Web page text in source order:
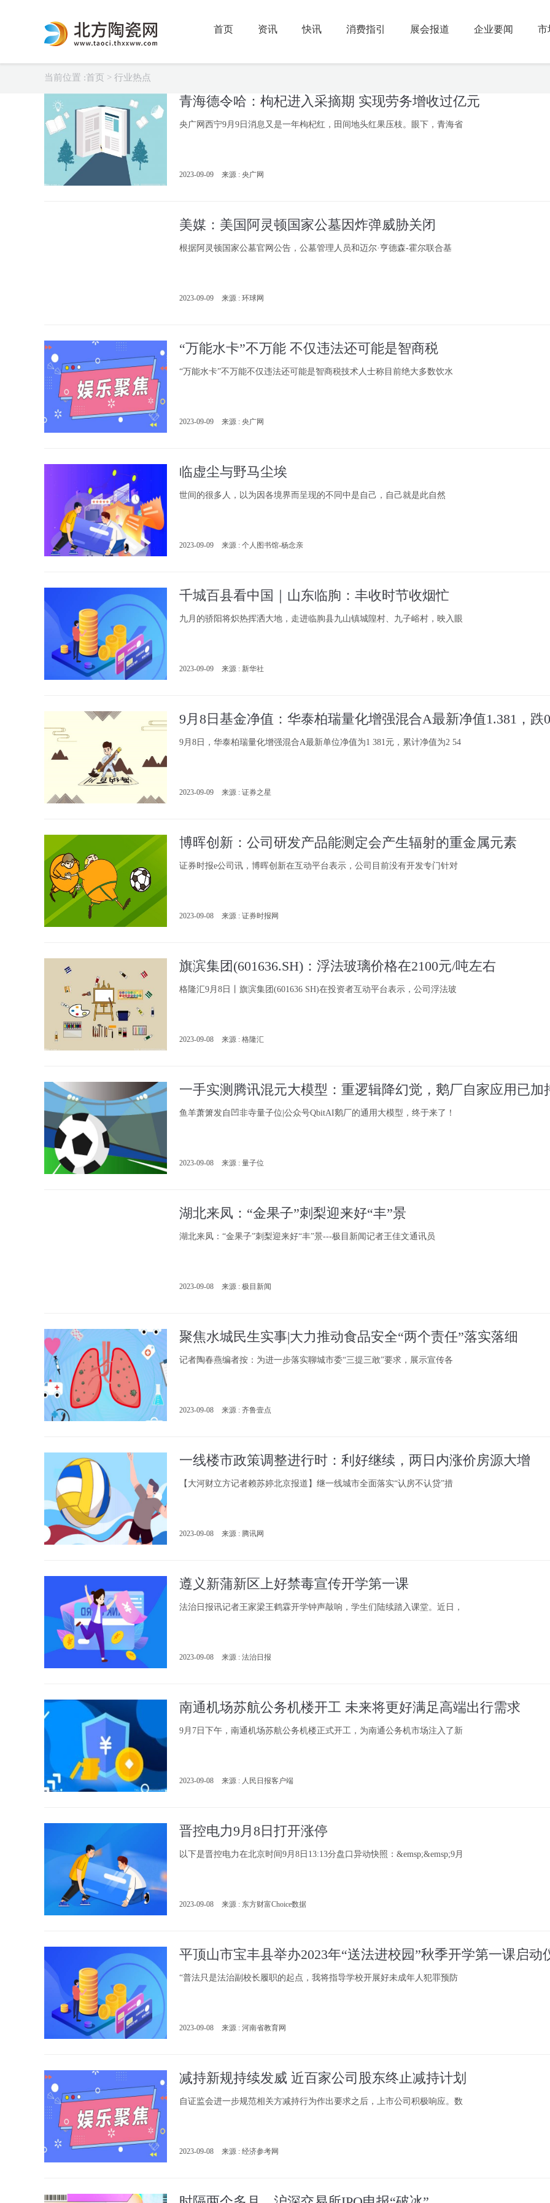
首页 资讯 快讯 消费指引 展会报道 企业要闻 市
当前位置 :首页 > 行业热点
青海德令哈：枸杞进入采摘期 实现劳务增收过亿元
央广网西宁9月9日消息又是一年枸杞红，田间地头红果压枝。眼下，青海省
2023-09-09 来源 : 央广网
美媒：美国阿灵顿国家公墓因炸弹威胁关闭
根据阿灵顿国家公墓官网公告，公墓管理人员和迈尔·亨德森-霍尔联合基
2023-09-09 来源 : 环球网
“万能水卡”不万能 不仅违法还可能是智商税
“万能水卡”不万能不仅违法还可能是智商税技术人士称目前绝大多数饮水
2023-09-09 来源 : 央广网
临虚尘与野马尘埃
世间的很多人，以为因各境界而呈现的不同中是自己，自己就是此自然
2023-09-09 来源 : 个人图书馆-杨念亲
千城百县看中国｜山东临朐：丰收时节收烟忙
九月的骄阳将炽热挥洒大地，走进临朐县九山镇城隍村、九子峪村，映入眼
2023-09-09 来源 : 新华社
9月8日，华泰柏瑞量化增强混合A最新单位净值为1 381元，累计净值为2 54
2023-09-09 来源 : 证券之星
博晖创新：公司研发产品能测定会产生辐射的重金属元素
证券时报e公司讯，博晖创新在互动平台表示，公司目前没有开发专门针对
2023-09-08 来源 : 证券时报网
旗滨集团(601636.SH)：浮法玻璃价格在2100元/吨左右
格隆汇9月8日丨旗滨集团(601636 SH)在投资者互动平台表示，公司浮法玻
2023-09-08 来源 : 格隆汇
一手实测腾讯混元大模型：重逻辑降幻觉，鹅厂自家应用已加
鱼羊萧箫发自凹非寺量子位|公众号QbitAI鹅厂的通用大模型，终于来了！
2023-09-08 来源 : 量子位
湖北来凤：“金果子”刺梨迎来好“丰”景
湖北来凤：“金果子”刺梨迎来好“丰”景---极目新闻记者王佳文通讯员
2023-09-08 来源 : 极目新闻
聚焦水城民生实事|大力推动食品安全“两个责任”落实落细
记者陶春燕编者按：为进一步落实聊城市委“三提三敢”要求，展示宣传各
2023-09-08 来源 : 齐鲁壹点
一线楼市政策调整进行时：利好继续，两日内涨价房源大增
【大河财立方记者赖苏婷北京报道】继一线城市全面落实“认房不认贷”措
2023-09-08 来源 : 腾讯网
遵义新蒲新区上好禁毒宣传开学第一课
法治日报讯记者王家梁王鹤霖开学钟声敲响，学生们陆续踏入课堂。近日，
2023-09-08 来源 : 法治日报
南通机场苏航公务机楼开工 未来将更好满足高端出行需求
9月7日下午，南通机场苏航公务机楼正式开工，为南通公务机市场注入了新
2023-09-08 来源 : 人民日报客户端
晋控电力9月8日打开涨停
以下是晋控电力在北京时间9月8日13:13分盘口异动快照：&emsp;&emsp;9月
2023-09-08 来源 : 东方财富Choice数据
“普法只是法治副校长履职的起点，我将指导学校开展好未成年人犯罪预防
2023-09-08 来源 : 河南省教育网
减持新规持续发威 近百家公司股东终止减持计划
自证监会进一步规范相关方减持行为作出要求之后，上市公司积极响应。数
2023-09-08 来源 : 经济参考网